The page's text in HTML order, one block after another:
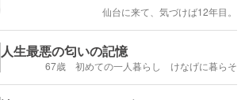
仙台に来て、気づけば12年目。
人生最悪の匂いの記憶
67歳 初めての一人暮らし けなげに暮らそ